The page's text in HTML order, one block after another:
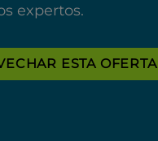
expertos.
ESTA OFERTA